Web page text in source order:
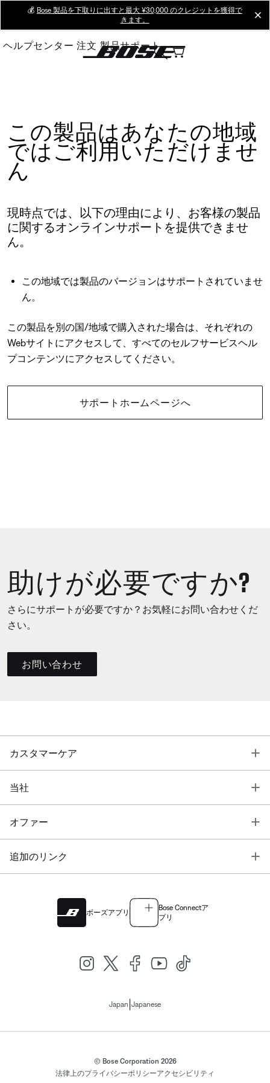
Main
💰 Bose 製品を下取りに出すと最大 ¥30,000 のクレジットを獲得で
きます。
ヘルプセンター 注文 製品サポート
この製品はあなたの地域
ではご利用いただけませ
ん
現時点では、以下の理由により、お客様の製品
に関するオンラインサポートを提供できませ
ん。
この地域では製品のバージョンはサポートされていませ
ん。
この製品を別の国/地域で購入された場合は、それぞれの
Webサイトにアクセスして、すべてのセルフサービスヘル
プコンテンツにアクセスしてください。
サポートホームページへ
助けが必要ですか?
さらにサポートが必要ですか？お気軽にお問い合わせくだ
さい。
お問い合わせ
カスタマーケア
当社
オファー
追加のリンク
ボーズアプリ
Bose Connectア
プリ
Japan Japanese
© Bose Corporation 2026
法律上のプライバシーポリシーアクセシビリティ